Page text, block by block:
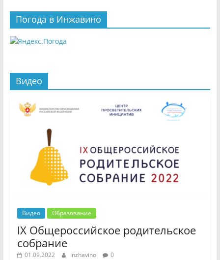
Погода в Инжавино
Видео
Видео Образование
IX Общероссийское родительское
собрание
01.09.2022 inzhavino 0